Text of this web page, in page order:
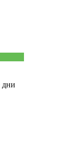
дни